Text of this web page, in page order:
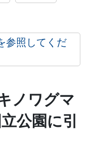
参照してくだ
ノワグマ
公園に引